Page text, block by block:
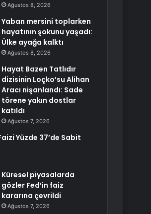
Ağustos 8, 2026
Yaban mersini toplarken
hayatının şokunu yaşadı:
Ülke ayağa kalktı
Ağustos 8, 2026
Hayat Bazen Tatlıdır
dizisinin Loçko’su Alihan
Aracı nişanlandı: Sade
törene yakın dostlar
katıldı
Ağustos 7, 2026
Yüzde 37’de Sabit
Küresel piyasalarda
gözler Fed’in faiz
kararına çevrildi
Ağustos 7, 2026